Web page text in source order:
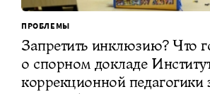
ПРОБЛЕМЫ
Запретить инклюзию? Что
о спорном докладе
коррекционной педагогики